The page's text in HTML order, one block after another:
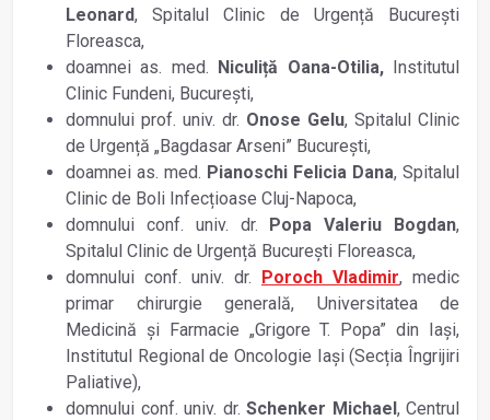
Leonard, Spitalul Clinic de Urgență București
Floreasca,
doamnei as. med. Niculiță Oana-Otilia,Institutul
Clinic Fundeni, București,
domnului prof. univ. dr. Onose Gelu, Spitalul Clinic
de Urgență „Bagdasar Arseni” București,
doamnei as. med. Pianoschi Felicia Dana, Spitalul
Clinic de Boli Infecțioase Cluj-Napoca,
domnului conf. univ. dr. Popa Valeriu Bogdan,
Spitalul Clinic de Urgență București Floreasca,
domnului conf. univ. dr. Poroch Vladimir, medic
primar chirurgie generală, Universitatea de
Medicină și Farmacie „Grigore T. Popa” din Iași,
Institutul Regional de Oncologie Iași (Secția Îngrijiri
Paliative),
domnului conf. univ. dr. Schenker Michael, Centrul